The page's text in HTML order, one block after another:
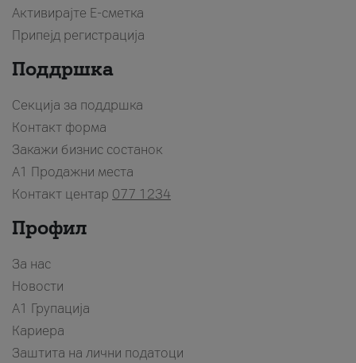
Активирајте Е-сметка
Припејд регистрација
Поддршка
Секција за поддршка
Контакт форма
Закажи бизнис состанок
A1 Продажни места
Контакт центар 077 1234
Профил
За нас
Новости
А1 Групација
Кариера
Заштита на лични податоци